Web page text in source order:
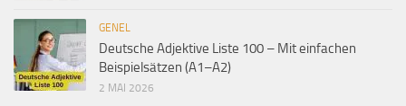
GENEL
Deutsche Adjektive Liste 100 – Mit einfachen
Beispielsätzen (A1–A2)
2 MAI 2026